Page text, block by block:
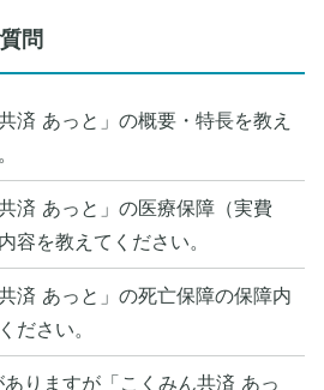
問
済 あっと」の概要・特長を教え
済 あっと」の医療保障（実費
容を教えてください。
済 あっと」の死亡保障の保障内
ださい。
りますが「こくみん共済 あっ